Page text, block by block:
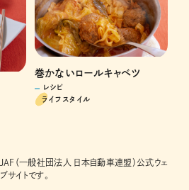
巻かないロールキャベツ
レシピ
ライフスタイル
JAF（一般社団法人 日本自動車連盟）公式ウェ
ブサイトです。